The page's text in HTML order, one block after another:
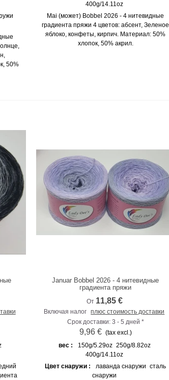
50%
400g/14.11oz
Mai (может) Bobbel 2026 - 4 нитевидные
градиента пряжи 4 цветов: абсент, Зеленое
яблоко, конфеты, кирпич. Материал: 50%
хлопок, 50% акрил.
К сравнению
Januar Bobbel 2026 - 4 нитевидные
градиента пряжи
От 11,85 €
Включая налог плюс стоимость доставки
Срок доставки: 3 - 5 дней *
9,96 € (tax excl.)
вес :
150g/5.29oz 250g/8.82oz
400g/14.11oz
Цвет снаружи :
лаванда снаружи сталь
снаружи